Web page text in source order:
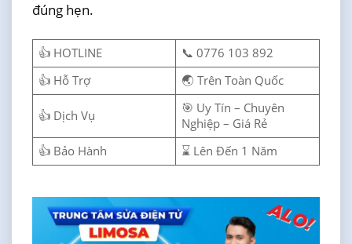
đúng hẹn.
👍 HOTLINE
📞 0776 103 892
👍 Hỗ Trợ
🌏 Trên Toàn Quốc
👍 Dịch Vụ
🎯 Uy Tín – Chuyên
Nghiệp – Giá Rẻ
👍 Bảo Hành
⌛ Lên Đến 1 Năm